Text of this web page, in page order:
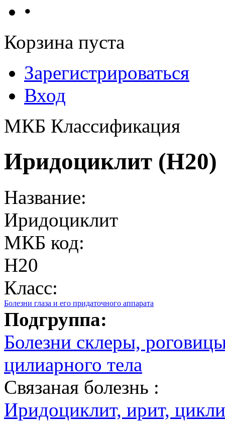
•
Корзина пуста
Зарегистрироваться
Вход
МКБ Классификация
Иридоциклит (H20)
Название:
Иридоциклит
МКБ код:
H20
Класс:
Болезни глаза и его придаточного аппарата
Подгруппа:
Болезни склеры,
цилиарного тела
Связаная болезнь :
Иридоциклит, ирит,